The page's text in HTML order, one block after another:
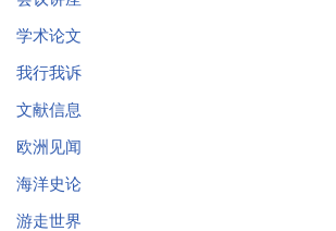
学术论文
我行我诉
文献信息
欧洲见闻
海洋史论
游走世界